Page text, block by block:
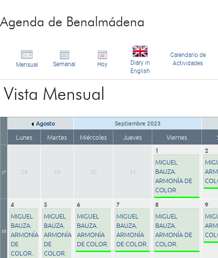
Agenda de Benalmádena
Mensual Semanal Hoy
Diary in
English
Calendario de
Actividades
Vista Mensual
Agosto Septiembre 2023
Lunes Martes Miércoles Jueves Viernes
37 28 29 30 31
1
MIGUEL
BAUZA.
ARMONÍA DE
COLOR.
2
38
4
MIGUEL
BAUZA.
ARMONÍA
DE
COLOR.
5
MIGUEL
BAUZA.
ARMONÍA
DE
COLOR.
6
MIGUEL
BAUZA.
ARMONÍA
DE COLOR.
7
MIGUEL
BAUZA.
ARMONÍA
DE COLOR.
8
MIGUEL
BAUZA.
ARMONÍA DE
COLOR.
9